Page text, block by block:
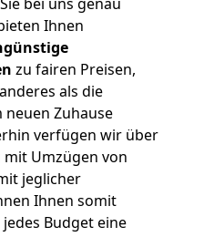
Ihnen
zu fairen Preisen,
als die
Zuhause
verfügen wir über
Umzügen von
jeglicher
Ihnen somit
Budget eine